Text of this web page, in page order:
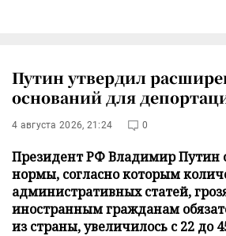
Путин утвердил
оснований для
4 августа 2026, 21:24 0
Президент РФ Владимир Путин
нормы, согласно которым
административных статей,
иностранным гражданам
из страны, увеличилось с 22 до